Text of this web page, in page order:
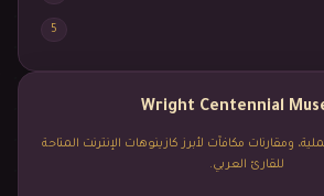
5
Wright Centennial
ومقارنات مكافآت لأبرز كازينوهات الإنترنت المتاحة
للقارئ العربي.